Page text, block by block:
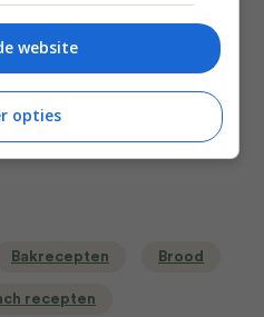
taart in acht royale porties.
Bakrecepten Brood
recepten
website
opties